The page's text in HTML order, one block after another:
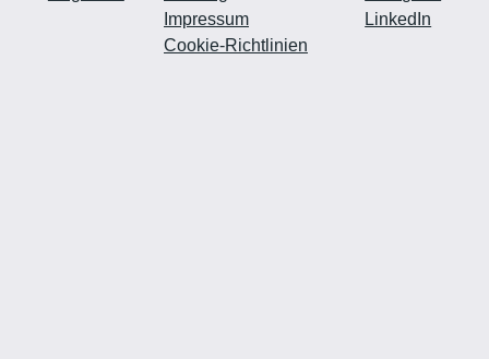
Impressum
Cookie-Richtlinien
LinkedIn